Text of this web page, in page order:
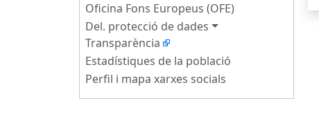
Oficina Fons Europeus (OFE)
Del. protecció de dades
Transparència
Estadístiques de la població
Perfil i mapa xarxes socials